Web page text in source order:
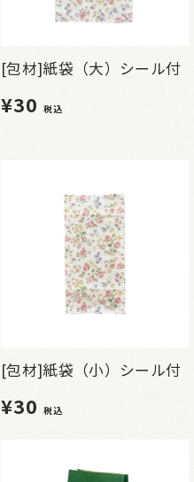
[包材]紙袋（大）シール付
¥30税込
[包材]紙袋（小）シール付
¥30税込